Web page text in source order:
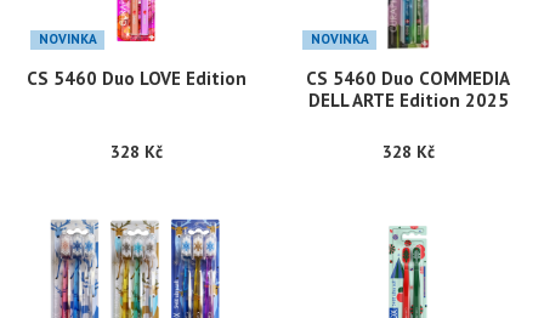
NOVINKA
CS 5460 Duo LOVE Edition
328 Kč
NOVINKA
CS 5460 Duo COMMEDIA
DELL ARTE Edition 2025
328 Kč